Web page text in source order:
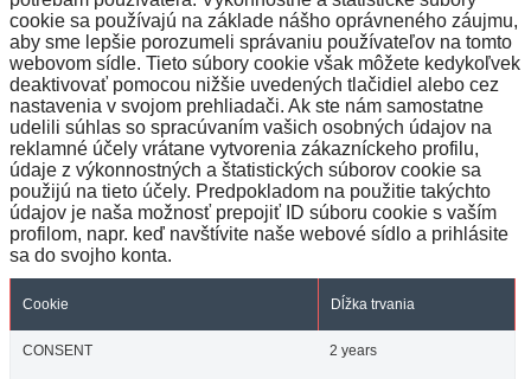
cookie sa používajú na základe nášho oprávneného záujmu,
aby sme lepšie porozumeli správaniu používateľov na tomto
webovom sídle. Tieto súbory cookie však môžete kedykoľvek
deaktivovať pomocou nižšie uvedených tlačidiel alebo cez
nastavenia v svojom prehliadači. Ak ste nám samostatne
udelili súhlas so spracúvaním vašich osobných údajov na
reklamné účely vrátane vytvorenia zákazníckeho profilu,
údaje z výkonnostných a štatistických súborov cookie sa
použijú na tieto účely. Predpokladom na použitie takýchto
údajov je naša možnosť prepojiť ID súboru cookie s vaším
profilom, napr. keď navštívite naše webové sídlo a prihlásite
sa do svojho konta.
Cookie Dĺžka trvania
CONSENT 2 years